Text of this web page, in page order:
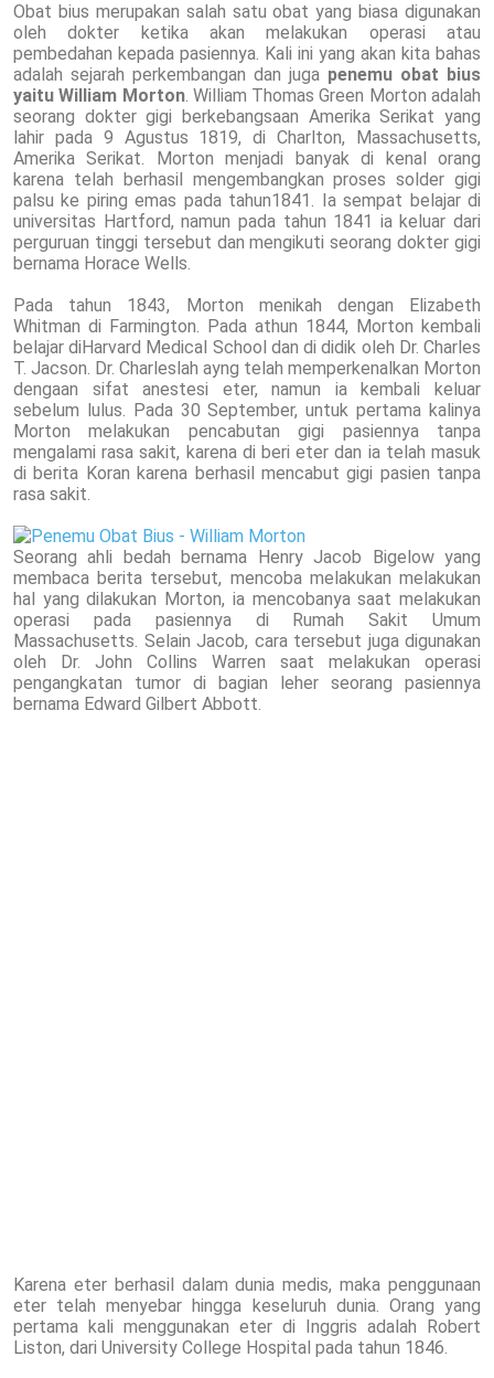
Obat bius merupakan salah satu obat yang biasa digunakan
oleh dokter ketika akan melakukan operasi atau
pembedahan kepada pasiennya. Kali ini yang akan kita bahas
adalah sejarah perkembangan dan juga penemu obat bius
yaitu William Morton. William Thomas Green Morton adalah
seorang dokter gigi berkebangsaan Amerika Serikat yang
lahir pada 9 Agustus 1819, di Charlton, Massachusetts,
Amerika Serikat. Morton menjadi banyak di kenal orang
karena telah berhasil mengembangkan proses solder gigi
palsu ke piring emas pada tahun1841. Ia sempat belajar di
universitas Hartford, namun pada tahun 1841 ia keluar dari
perguruan tinggi tersebut dan mengikuti seorang dokter gigi
bernama Horace Wells.
Pada tahun 1843, Morton menikah dengan Elizabeth
Whitman di Farmington. Pada athun 1844, Morton kembali
belajar diHarvard Medical School dan di didik oleh Dr. Charles
T. Jacson. Dr. Charleslah ayng telah memperkenalkan Morton
dengaan sifat anestesi eter, namun ia kembali keluar
sebelum lulus. Pada 30 September, untuk pertama kalinya
Morton melakukan pencabutan gigi pasiennya tanpa
mengalami rasa sakit, karena di beri eter dan ia telah masuk
di berita Koran karena berhasil mencabut gigi pasien tanpa
rasa sakit.
Seorang ahli bedah bernama Henry Jacob Bigelow yang
membaca berita tersebut, mencoba melakukan melakukan
hal yang dilakukan Morton, ia mencobanya saat melakukan
operasi pada pasiennya di Rumah Sakit Umum
Massachusetts. Selain Jacob, cara tersebut juga digunakan
oleh Dr. John Collins Warren saat melakukan operasi
pengangkatan tumor di bagian leher seorang pasiennya
bernama Edward Gilbert Abbott.
Karena eter berhasil dalam dunia medis, maka penggunaan
eter telah menyebar hingga keseluruh dunia. Orang yang
pertama kali menggunakan eter di Inggris adalah Robert
Liston, dari University College Hospital pada tahun 1846.